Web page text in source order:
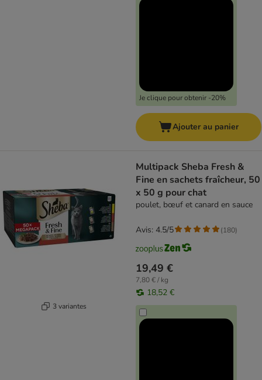
Je clique pour obtenir -20%
Ajouter au panier
3 variantes
Multipack Sheba Fresh &
Fine en sachets fraîcheur, 50
x 50 g pour chat
poulet, bœuf et canard en sauce
19,49 €
7,80 € / kg
18,52 €
Avis: 4.5/5 (180)